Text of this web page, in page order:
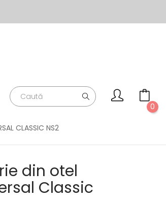
0
CLASSIC NS2
din otel
Classic